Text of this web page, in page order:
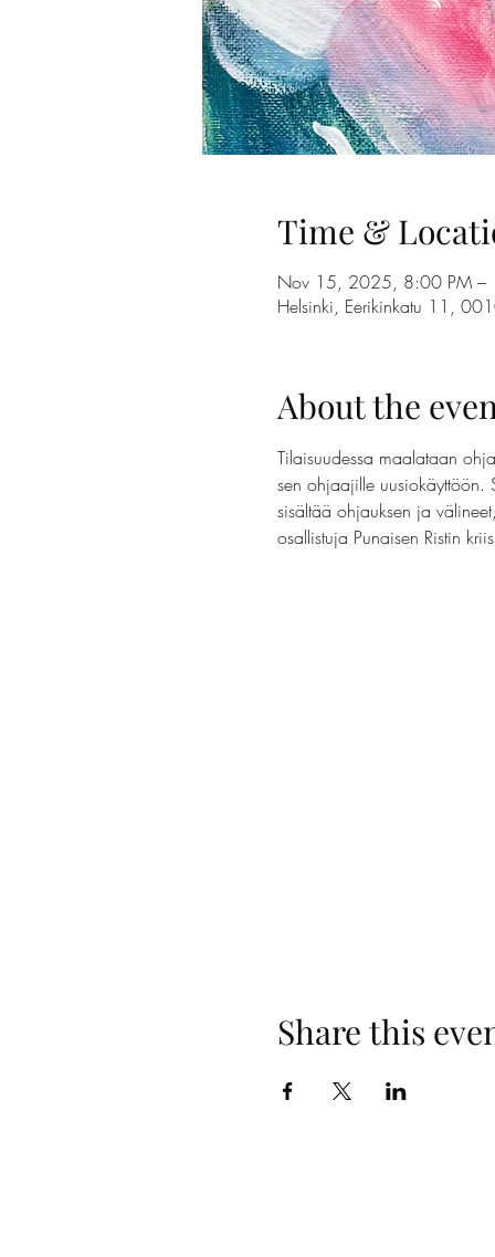
Time &
Nov 15, 2025, 8:00 PM –
Helsinki, Eerikinkatu 11,
About the
Tilaisuudessa maalataan
sen ohjaajille
sisältää ohjauksen ja
osallistuja Punaisen Ristin
Share this